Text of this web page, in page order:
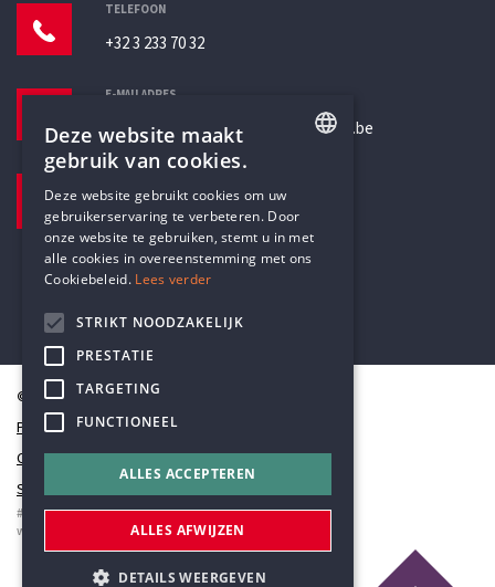
TELEFOON
+32 3 233 70 32
E-MAILADRES
secretariaat@humanistischverbond.be
Pottenbrug 4
Antwerpen, 2000
© Humanistisch Verbond 2026
Privacy
Cookiestatement
Sitemap
#codedwithlove byCodelines
webapplicaties
mobiele apps&maatwerk websites
DUTCH
Deze website maakt
gebruik van cookies.
Deze website gebruikt cookies om uw
gebruikerservaring te verbeteren. Door
onze website te gebruiken, stemt u in met
alle cookies in overeenstemming met ons
Cookiebeleid. Lees verder
STRIKT NOODZAKELIJK
PRESTATIE
TARGETING
FUNCTIONEEL
ALLES ACCEPTEREN
ALLES AFWIJZEN
DETAILS WEERGEVEN